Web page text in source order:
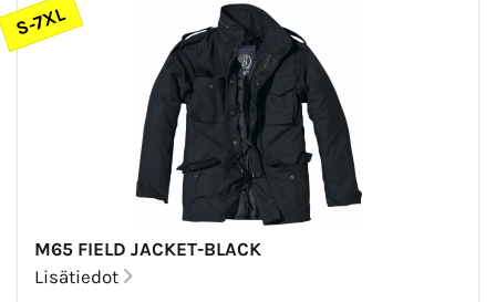
S-7XL
M65 FIELD JACKET-BLACK
Lisätiedot